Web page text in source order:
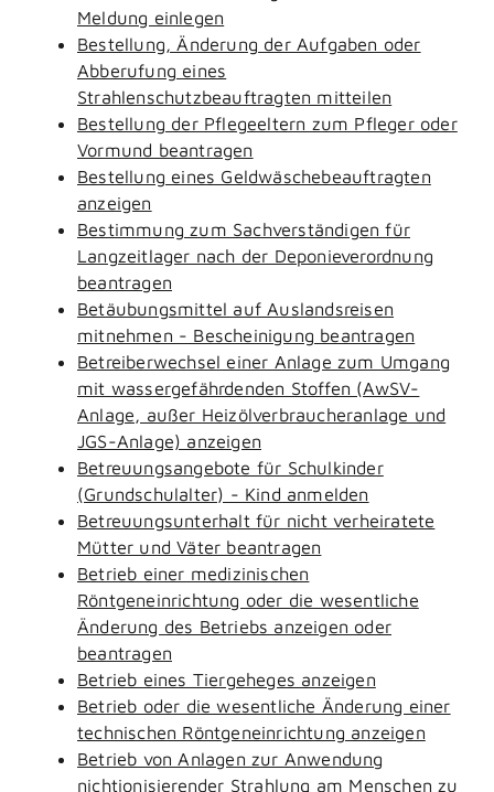
Meldung einlegen
Bestellung, Änderung der Aufgaben oder
Abberufung eines
Strahlenschutzbeauftragten mitteilen
Bestellung der Pflegeeltern zum Pfleger oder
Vormund beantragen
Bestellung eines Geldwäschebeauftragten
anzeigen
Bestimmung zum Sachverständigen für
Langzeitlager nach der Deponieverordnung
beantragen
Betäubungsmittel auf Auslandsreisen
mitnehmen - Bescheinigung beantragen
Betreiberwechsel einer Anlage zum Umgang
mit wassergefährdenden Stoffen (AwSV-
Anlage, außer Heizölverbraucheranlage und
JGS-Anlage) anzeigen
Betreuungsangebote für Schulkinder
(Grundschulalter) - Kind anmelden
Betreuungsunterhalt für nicht verheiratete
Mütter und Väter beantragen
Betrieb einer medizinischen
Röntgeneinrichtung oder die wesentliche
Änderung des Betriebs anzeigen oder
beantragen
Betrieb eines Tiergeheges anzeigen
Betrieb oder die wesentliche Änderung einer
technischen Röntgeneinrichtung anzeigen
Betrieb von Anlagen zur Anwendung
nichtionisierender Strahlung am Menschen zu